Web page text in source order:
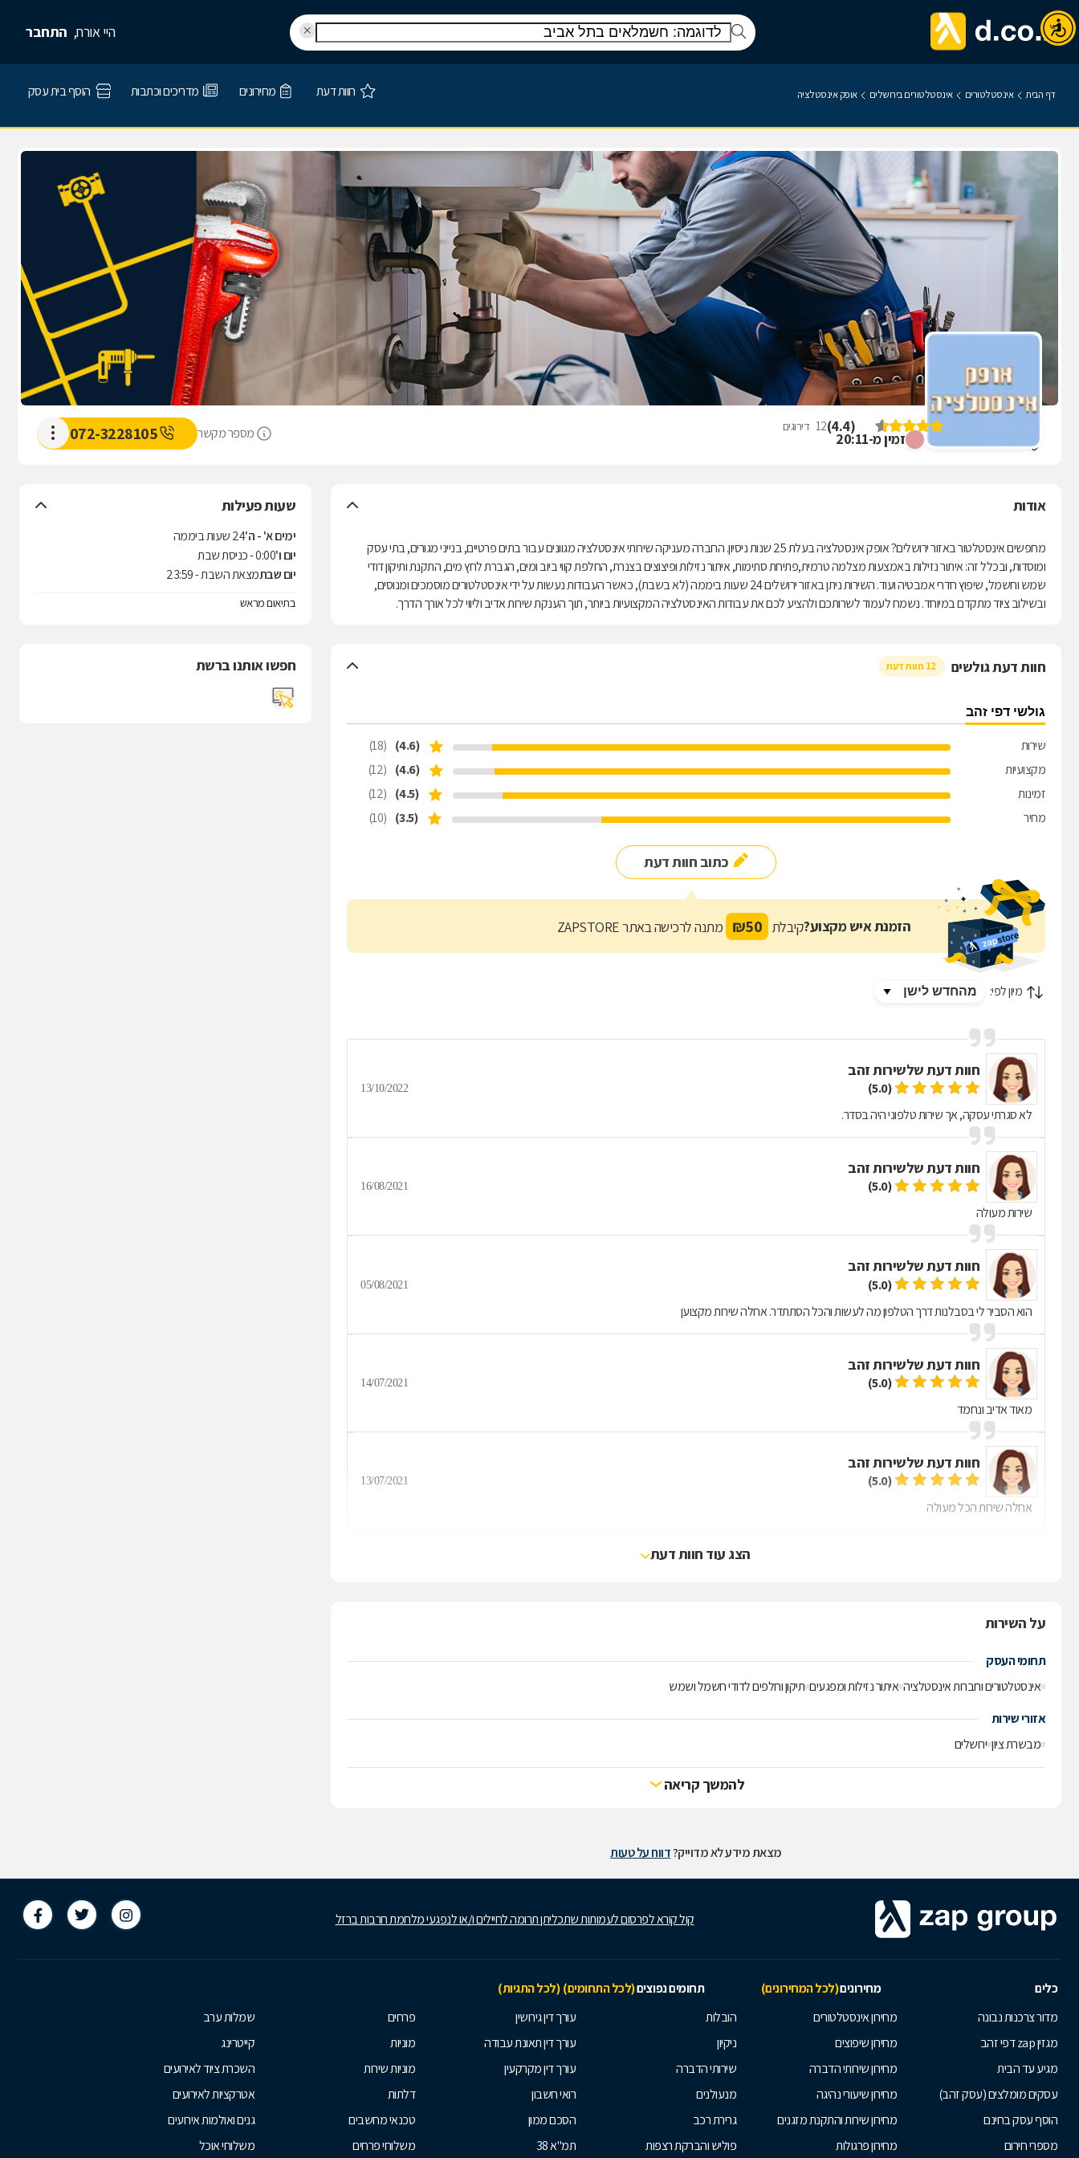
היי אורח, התחבר
דף הבית אינסטלטורים אינסטלטורים בירושלים אופק אינסטלציה חוות דעת מחירונים מדריכים וכתבות הוסף בית עסק
זמין מ-20:11
(
4.4
)
12 דירוגים
פסגת זאב ירושלים
מספר מקשר 072-3228105
אודות
מחפשים אינסטלטור באזור ירושלים? אופק אינסטלציה בעלת 25 שנות ניסיון. החברה מעניקה שירותי אינסטלציה מגוונים עבור בתים פרטיים, בנייני מגורים, בתי עסק
ומוסדות, ובכלל זה: איתור נזילות באמצעות מצלמה טרמית,פתיחת סתימות, איתור נזילות ופיצוצים בצנרת, החלפת קווי ביוב ומים, הגברת לחץ מים, התקנת ותיקון דודי
שמש וחשמל, שיפוץ חדרי אמבטיה ועוד. השירות ניתן באזור ירושלים 24 שעות ביממה (לא בשבת), כאשר העבודות נעשות על ידי אינסטלטורים מוסמכים ומנוסים,
ובשילוב ציוד מתקדם במיוחד. נשמח לעמוד לשרותכם ולהציע לכם את עבודות האינסטלציה המקצועיות ביותר, תוך הענקת שירות אדיב וליווי לכל אורך הדרך.
חוות דעת גולשים 12 חוות דעת
גולשי דפי זהב
שירות (4.6)
(18)
מקצועיות
(4.6)
(12)
זמינות
(4.5)
(12)
מחיר
(3.5)
(10)
כתוב חוות דעת
הזמנת איש מקצוע?קיבלת 50
₪ מתנה לרכישה באתר ZAPSTORE
מיון לפי:
חוות דעת שלשירות זהב
(5.0)
13/10/2022
לא סגרתי עסקה, אך שירות טלפוני היה בסדר.
חוות דעת שלשירות זהב
(5.0)
16/08/2021
שירות מעולה
חוות דעת שלשירות זהב
(5.0)
05/08/2021
הוא הסביר לי בסבלנות דרך הטלפון מה לעשות והכל הסתתדר. אחלה שירות מקצוען
חוות דעת שלשירות זהב
(5.0)
14/07/2021
מאוד אדיב ונחמד
חוות דעת שלשירות זהב
(5.0)
13/07/2021
אחלה שירות הכל מעולה
הצג עוד חוות דעת
על השירות
תחומי העסק
אינסטלטורים וחברות אינסטלציה איתור נזילות ומפגעים תיקון וחלפים לדודי חשמל ושמש
אזורי שירות
מבשרת ציון ירושלים
להמשך קריאה
שעות פעילות
ימים א' - ה'24 שעות ביממה
יום ו'0:00 - כניסת שבת
יום שבתמצאת השבת - 23:59
בתיאום מראש
חפשו אותנו ברשת
מצאת מידע לא מדוייק?דווח על טעות
קול קורא לפרסום לעמותות שתכליתן תרומה לחיילים ו/או לנפגעי מלחמת חרבות ברזל
כלים מחירונים(לכל המחירונים) תחומים נפוצים(לכל התחומים) (לכל התגיות)
מדור צרכנות נבונה
מגזין zap דפי זהב
מגיע עד הבית
עסקים מומלצים (עסק זהב)
הוסף עסק בחינם
מספרי חירום
מחירון אינסטלטורים
מחירון שיפוצים
מחירון שירותי הדברה
מחירון שיעורי נהיגה
מחירון שירות והתקנת מזגנים
מחירון פרגולות
הובלות
ניקיון
שירותי הדברה
מנעולנים
גרירת רכב
פוליש והברקת רצפות
עורך דין גירושין
עורך דין תאונת עבודה
עורך דין מקרקעין
רואי חשבון
הסכם ממון
תמ"א 38
פרחים
מוניות
מוניות שירות
דלתות
טכנאי מחשבים
משלוחי פרחים
שמלות ערב
קייטרינג
השכרת ציוד לאירועים
אטרקציות לאירועים
גנים ואולמות אירועים
משלוחי אוכל